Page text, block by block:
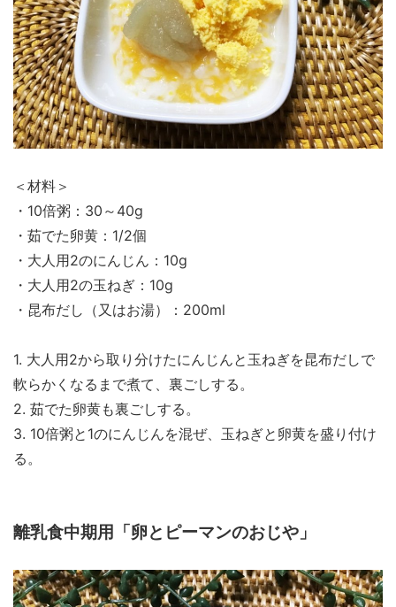
＜材料＞
・10倍粥：30～40g
・茹でた卵黄：1/2個
・大人用2のにんじん：10g
・大人用2の玉ねぎ：10g
・昆布だし（又はお湯）：200ml
1. 大人用2から取り分けたにんじんと玉ねぎを昆布だしで
軟らかくなるまで煮て、裏ごしする。
2. 茹でた卵黄も裏ごしする。
3. 10倍粥と1のにんじんを混ぜ、玉ねぎと卵黄を盛り付け
る。
離乳食中期用「卵とピーマンのおじや」